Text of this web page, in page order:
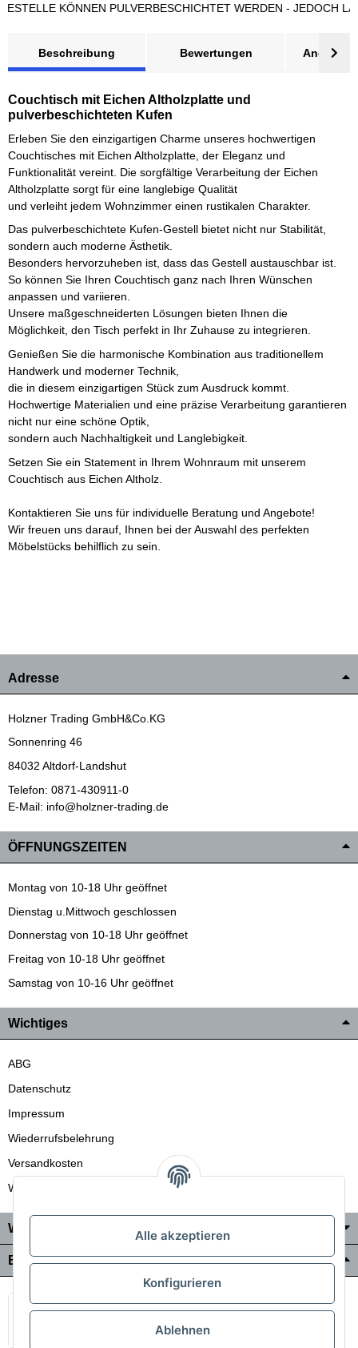
KÖNNEN PULVERBESCHICHTET WERDEN - JEDOCH
Beschreibung Bewertungen Angebot
Couchtisch mit Eichen Altholzplatte und
pulverbeschichteten Kufen
Erleben Sie den einzigartigen Charme unseres hochwertigen
Couchtisches mit Eichen Altholzplatte, der Eleganz und
Funktionalität vereint. Die sorgfältige Verarbeitung der Eichen
Altholzplatte sorgt für eine langlebige Qualität
und verleiht jedem Wohnzimmer einen rustikalen Charakter.
Das pulverbeschichtete Kufen-Gestell bietet nicht nur Stabilität,
sondern auch moderne Ästhetik.
Besonders hervorzuheben ist, dass das Gestell austauschbar ist.
So können Sie Ihren Couchtisch ganz nach Ihren Wünschen
anpassen und variieren.
Unsere maßgeschneiderten Lösungen bieten Ihnen die
Möglichkeit, den Tisch perfekt in Ihr Zuhause zu integrieren.
Genießen Sie die harmonische Kombination aus traditionellem
Handwerk und moderner Technik,
die in diesem einzigartigen Stück zum Ausdruck kommt.
Hochwertige Materialien und eine präzise Verarbeitung garantieren
nicht nur eine schöne Optik,
sondern auch Nachhaltigkeit und Langlebigkeit.
Setzen Sie ein Statement in Ihrem Wohnraum mit unserem
Couchtisch aus Eichen Altholz.
Kontaktieren Sie uns für individuelle Beratung und Angebote!
Wir freuen uns darauf, Ihnen bei der Auswahl des perfekten
Möbelstücks behilflich zu sein.
Adresse
Holzner Trading GmbH&Co.KG
Sonnenring 46
84032 Altdorf-Landshut
Telefon: 0871-430911-0
E-Mail: info@holzner-trading.de
ÖFFNUNGSZEITEN
Montag von 10-18 Uhr geöffnet
Dienstag u.Mittwoch geschlossen
Donnerstag von 10-18 Uhr geöffnet
Freitag von 10-18 Uhr geöffnet
Samstag von 10-16 Uhr geöffnet
Wichtiges
ABG
Datenschutz
Impressum
Wiederrufsbelehrung
Versandkosten
Wir liefern auch in die Schweiz
Wo Sie uns finden
Bezahlung & Versand
Alle akzeptieren
Konfigurieren
Ablehnen